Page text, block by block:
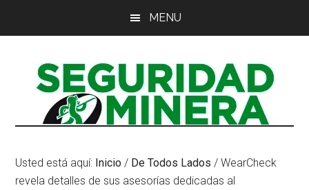
principal
MENU
Usted está aquí: Inicio / De Todos Lados / WearCheck
revela detalles de sus asesorías dedicadas al